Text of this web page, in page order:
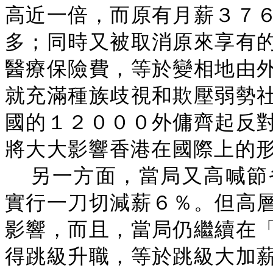
高近一倍，而原有月薪３７
多；同時又被取消原來享有
醫療保險費，等於變相地由
就充滿種族歧視和欺壓弱勢
國的１２０００外傭齊起反
將大大影響香港在國際上的
另一方面，當局又高喊
實行一刀切減薪６％。但高
影響，而且，當局仍繼續在
得跳級升職，等於跳級大加